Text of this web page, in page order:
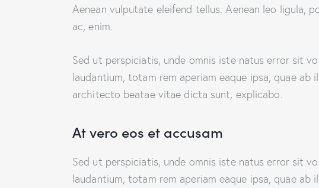
Aenean vulputate eleifend tellus. Aenean leo ligula,
ac, enim.
Sed ut perspiciatis, unde omnis iste natus error sit
laudantium, totam rem aperiam eaque ipsa, quae
architecto beatae vitae dicta sunt, explicabo.
At vero eos et accusam
Sed ut perspiciatis, unde omnis iste natus error sit
laudantium, totam rem aperiam eaque ipsa, quae